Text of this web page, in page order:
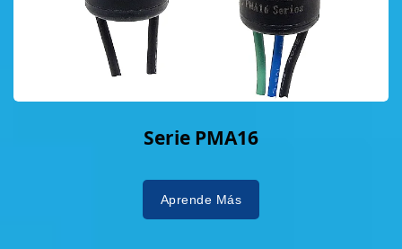
Serie PMA16
Aprende Más